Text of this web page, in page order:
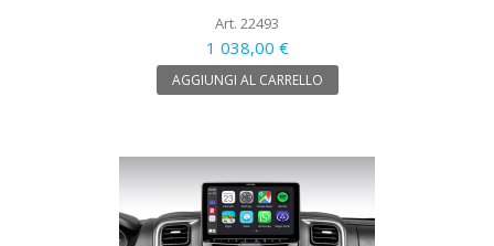
Art. 22493
1 038,00 €
AGGIUNGI AL CARRELLO